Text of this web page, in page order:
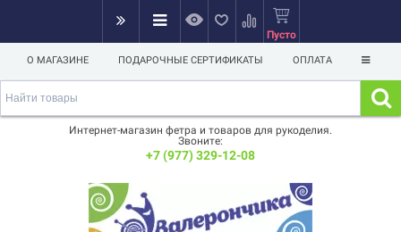
Пусто
О МАГАЗИНЕ ПОДАРОЧНЫЕ СЕРТИФИКАТЫ ОПЛАТА
Интернет-магазин фетра и товаров для рукоделия.
Звоните:
+7 (977) 329-12-08